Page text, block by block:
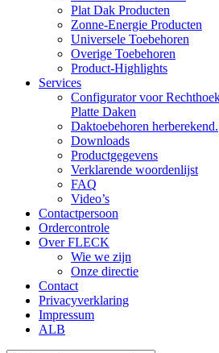
Plat Dak Producten
Zonne-Energie Producten
Universele Toebehoren
Overige Toebehoren
Product-Highlights
Services
Configurator voor
Platte Daken
Daktoebehoren herberekend.
Downloads
Productgegevens
Verklarende woordenlijst
FAQ
Video’s
Contactpersoon
Ordercontrole
Over FLECK
Wie we zijn
Onze directie
Contact
Privacyverklaring
Impressum
ALB